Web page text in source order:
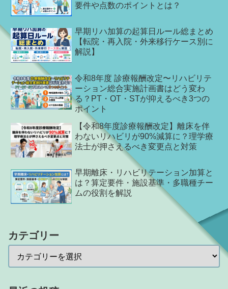
要件や点数のポイントとは？
早期リハ加算の起算日ルール総まとめ
【転院・再入院・外来移行ケース別に
解説】
令和8年度 診療報酬改定〜リハビリテ
ーション総合実施計画書はどう変わ
る？PT・OT・STが抑えるべき3つの
ポイント
【令和8年度診療報酬改定】離床を伴
わないリハビリが90%減算に？理学療
法士が押さえるべき変更点と対策
早期離床・リハビリテーション加算と
は？算定要件・施設基準・多職種チー
ムの役割を解説
カテゴリー